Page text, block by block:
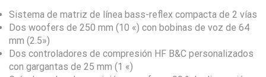
Sistema de matriz de línea bass-reflex compacta de 2 vías
Dos woofers de 250 mm (10 «) con bobinas de voz de 64
mm (2.5»)
Dos controladores de compresión HF B&C personalizados
con gargantas de 25 mm (1 «)